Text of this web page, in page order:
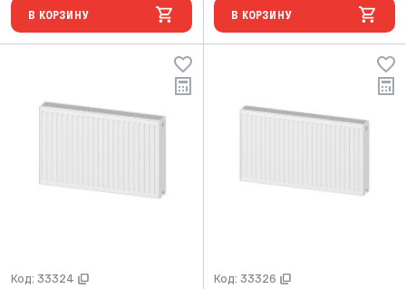
В КОРЗИНУ В КОРЗИНУ
Код: 33324 Код: 33326